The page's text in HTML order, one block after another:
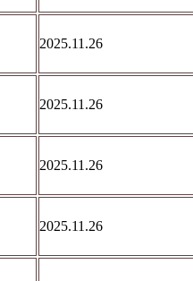
2025.11.26
2025.11.26
2025.11.26
2025.11.26